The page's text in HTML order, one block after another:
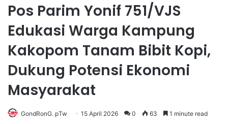
Pos Parim Yonif 751/VJS
Edukasi Warga Kampung
Kakopom Tanam Bibit Kopi,
Dukung Potensi Ekonomi
Masyarakat
GondRonG. pTw 15 April 2026 0 63 1 minute read